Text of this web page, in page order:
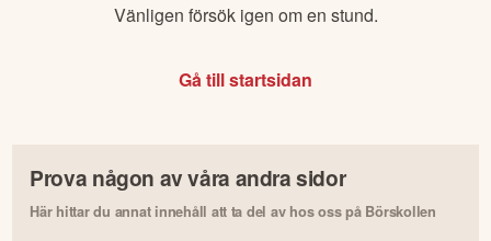
Vänligen försök igen om en stund.
Gå till startsidan
Prova någon av våra andra sidor
Här hittar du annat innehåll att ta del av hos oss på Börskollen